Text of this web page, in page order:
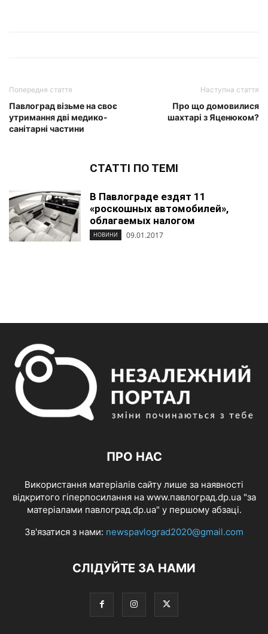
Попередня стаття
Павлоград візьме на своє
утримання дві медико-
санітарні частини
Наступна стаття
Про що домовилися
шахтарі з Яценюком?
СТАТТІ ПО ТЕМІ
В Павлограде ездят 11
«роскошных автомобилей»,
облагаемых налогом
НОВИНИ 09.01.2017
ПРО НАС
Використання матеріалів сайту лише за наявності
відкритого гіперпосилання на www.павлоград.dp.ua "за
матеріалами павлоград.dp.ua" у першому абзаці.
Зв'язатися з нами: newspavlograd2020@gmail.com
СЛІДУЙТЕ ЗА НАМИ